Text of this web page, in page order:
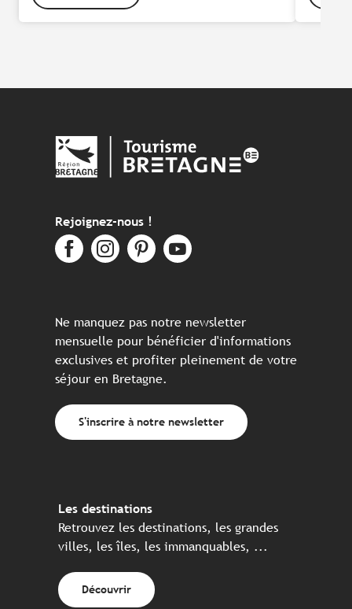
Rejoignez-nous !
Ne manquez pas notre newsletter
mensuelle pour bénéficier d'informations
exclusives et profiter pleinement de votre
séjour en Bretagne.
S'inscrire à notre newsletter
Les destinations
Retrouvez les destinations, les grandes
villes, les îles, les immanquables, ...
Découvrir